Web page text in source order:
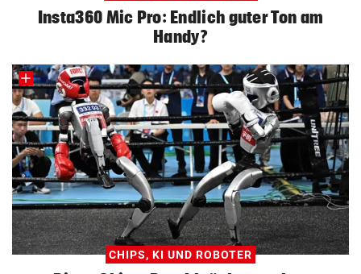
Insta360 Mic Pro: Endlich guter Ton am
Handy?
CHIPS, KI UND ROBOTER